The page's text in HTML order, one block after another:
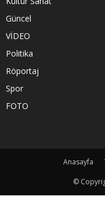
Güncel
VİDEO
Politika
Röportaj
Spor
FOTO
Anasayfa
©